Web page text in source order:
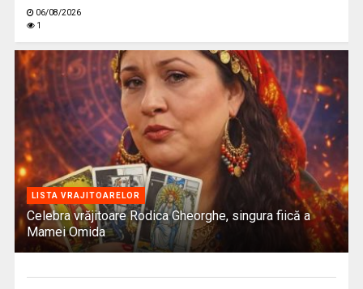
06/08/2026
1
LISTA VRAJITOARELOR
Celebra vrăjitoare Rodica Gheorghe, singura fiică a
Mamei Omida